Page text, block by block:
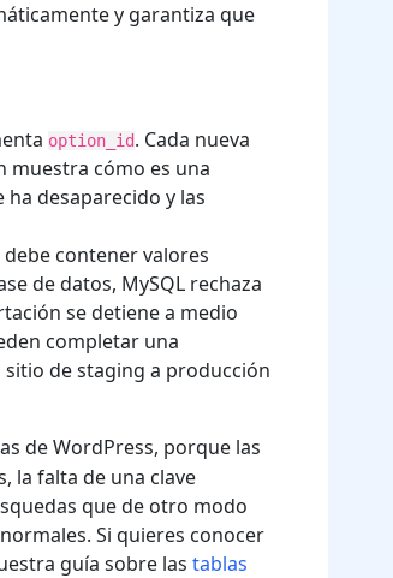
y garantiza que
option_id. Cada nueva
muestra cómo es una
ha desaparecido y las
contener valores
de datos, MySQL rechaza
se detiene a medio
completar una
de staging a producción
de WordPress, porque las
la falta de una clave
que de otro modo
Si quieres conocer
guía sobre lastablas